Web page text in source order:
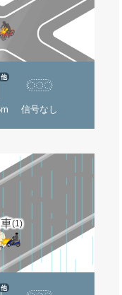
他
信号なし
(1)
他